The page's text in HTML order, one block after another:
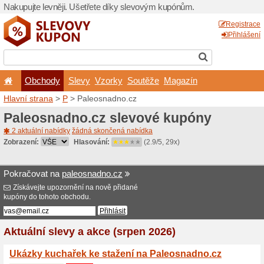
Nakupujte levněji.
Obchody
Hlavní strana>P>